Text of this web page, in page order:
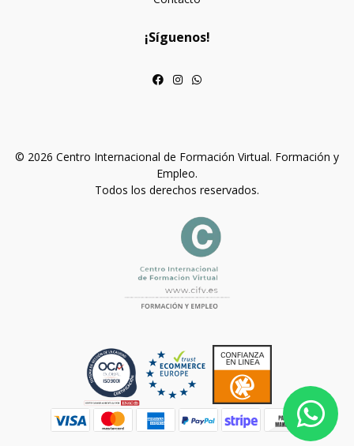
¡Síguenos!
© 2026 Centro Internacional de Formación Virtual. Formación y
Empleo.
Todos los derechos reservados.